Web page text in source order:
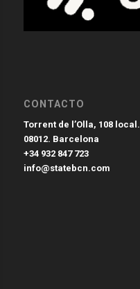
CONTACTO
Torrent de l’Olla, 108 local.
08012. Barcelona
+34 932 847 723
info@statebcn.com